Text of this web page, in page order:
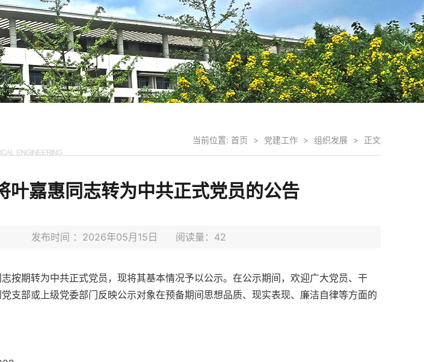
当前位置: 首页 > 党建工作 > 组织发展 > 正文
叶嘉惠同志转为中共正式党员的公告
发布时间 ：2026年05月15日 阅读量： 42
按期转为中共正式党员，现将其基本情况予以公示。在公示期间，欢迎广大党员、干
支部或上级党委部门反映公示对象在预备期间思想品质、现实表现、廉洁自律等方面的